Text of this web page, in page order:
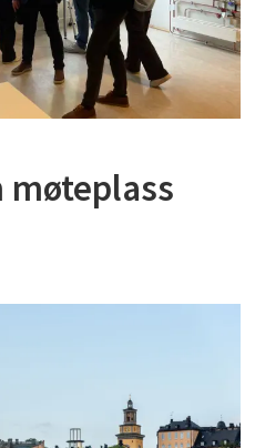
møteplass